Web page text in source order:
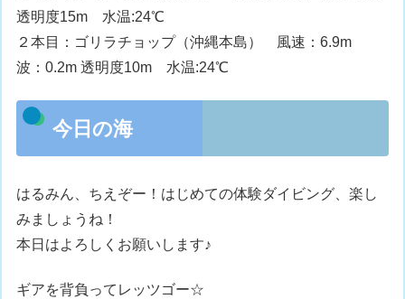
透明度15m 水温:24℃
２本目：ゴリラチョップ（沖縄本島） 風速：6.9m
波：0.2m 透明度10m 水温:24℃
今日の海
はるみん、ちえぞー！はじめての体験ダイビング、楽し
みましょうね！
本日はよろしくお願いします♪
ギアを背負ってレッツゴー☆